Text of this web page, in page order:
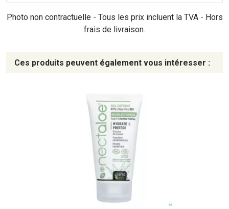
Photo non contractuelle - Tous les prix incluent la TVA - Hors
frais de livraison.
Ces produits peuvent également vous intéresser :